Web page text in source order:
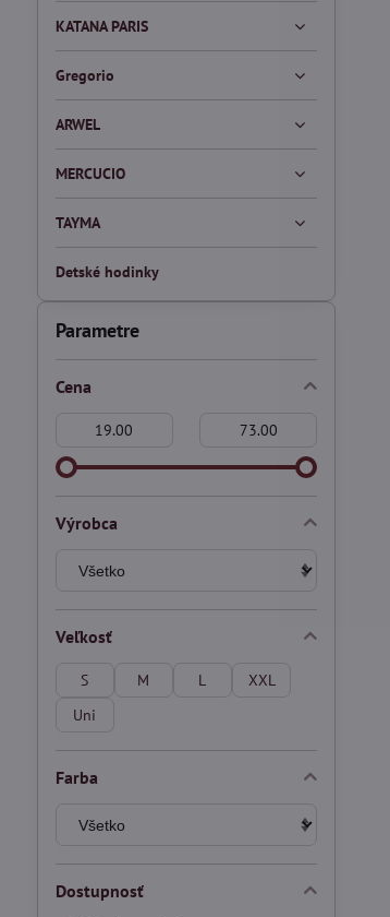
Parametre
Cena
Výrobca
Veľkosť
S M L
XXL
Uni
Farba
Dostupnosť
KATANA PARIS
Gregorio
ARWEL
MERCUCIO
TAYMA
Detské hodinky